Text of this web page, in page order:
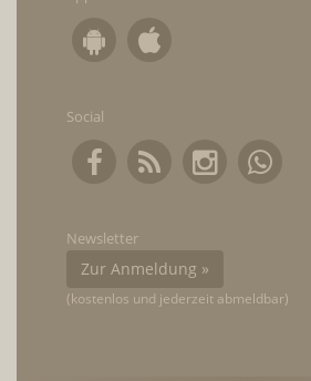
Social
Newsletter
Zur Anmeldung »
(kostenlos und jederzeit abmeldbar)